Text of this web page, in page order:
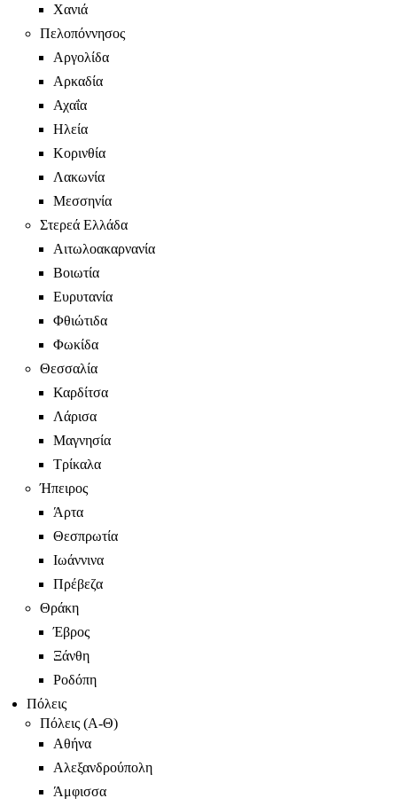
Χανιά
Πελοπόννησος
Αργολίδα
Αρκαδία
Αχαΐα
Ηλεία
Κορινθία
Λακωνία
Μεσσηνία
Στερεά Ελλάδα
Αιτωλοακαρνανία
Βοιωτία
Ευρυτανία
Φθιώτιδα
Φωκίδα
Θεσσαλία
Καρδίτσα
Λάρισα
Μαγνησία
Τρίκαλα
Ήπειρος
Άρτα
Θεσπρωτία
Ιωάννινα
Πρέβεζα
Θράκη
Έβρος
Ξάνθη
Ροδόπη
Πόλεις
Πόλεις (Α-Θ)
Αθήνα
Αλεξανδρούπολη
Άμφισσα